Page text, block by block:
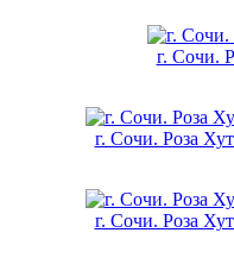
г. Сочи.
г. Сочи. Роза
г. Сочи. Роза